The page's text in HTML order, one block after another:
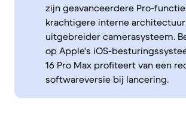
zijn geavanceerdere Pro-
krachtigere interne
uitgebreider camerasysteem.
op Apple's iOS-
16 Pro Max profiteert van een
softwareversie bij lancering.